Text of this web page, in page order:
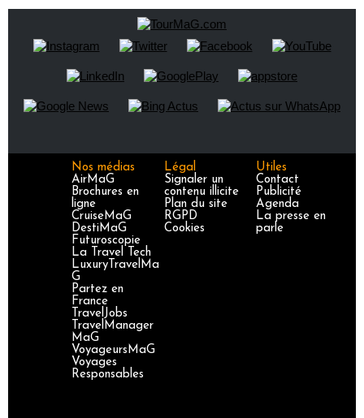
Nos médias
AirMaG
Brochures en
ligne
CruiseMaG
DestiMaG
Futuroscopie
La Travel Tech
LuxuryTravelMa
G
Partez en
France
TravelJobs
TravelManager
MaG
VoyageursMaG
Voyages
Responsables
Légal
Signaler un
contenu illicite
Plan du site
RGPD
Cookies
Utiles
Contact
Publicité
Agenda
La presse en
parle